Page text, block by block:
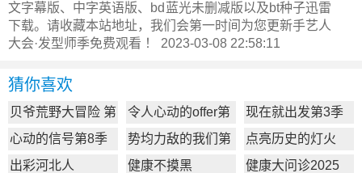
文字幕版、中字英语版、bd蓝光未删减版以及bt种子迅雷
下载。请收藏本站地址，我们会第一时间为您更新手艺人
大会·发型师季免费观看 ！ 2023-03-08 22:58:11
猜你喜欢
贝爷荒野大冒险 第
一季
令人心动的offer第
7季
现在就出发第3季
心动的信号第8季
势均力敌的我们第
2季
点亮历史的灯火
出彩河北人
健康不摸黑
健康大问诊2025